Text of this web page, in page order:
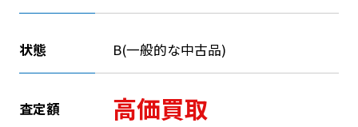
状態 B(一般的な中古品)
査定額 高価買取